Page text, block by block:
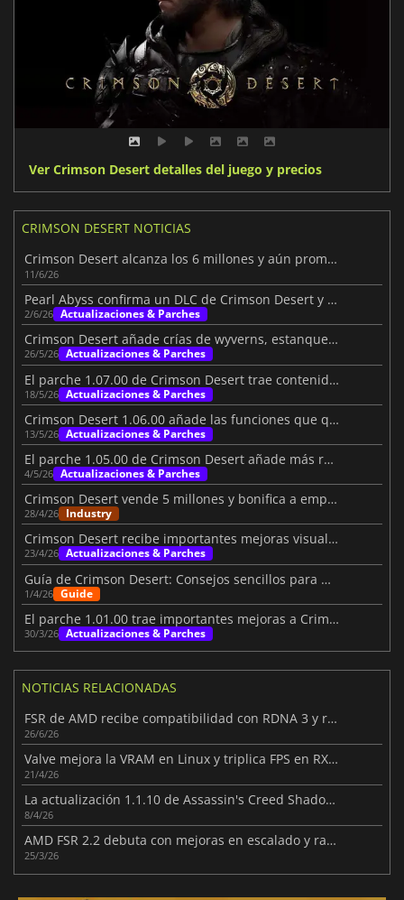
Ver Crimson Desert detalles del juego y precios
CRIMSON DESERT NOTICIAS
Crimson Desert alcanza los 6 millones y aún promete más
11/6/26
Pearl Abyss confirma un DLC de Crimson Desert y futuros contenidos
2/6/26 Actualizaciones & Parches
Crimson Desert añade crías de wyverns, estanques y mucho más
26/5/26 Actualizaciones & Parches
El parche 1.07.00 de Crimson Desert trae contenido y mejoras
18/5/26 Actualizaciones & Parches
Crimson Desert 1.06.00 añade las funciones que querían los jugadores
13/5/26 Actualizaciones & Parches
El parche 1.05.00 de Crimson Desert añade más razones para volver
4/5/26 Actualizaciones & Parches
Crimson Desert vende 5 millones y bonifica a empleados
28/4/26 Industry
Crimson Desert recibe importantes mejoras visuales y de juego
23/4/26 Actualizaciones & Parches
Guía de Crimson Desert: Consejos sencillos para mejorar tu viaje
1/4/26 Guide
El parche 1.01.00 trae importantes mejoras a Crimson Desert
30/3/26 Actualizaciones & Parches
NOTICIAS RELACIONADAS
FSR de AMD recibe compatibilidad con RDNA 3 y ray tracing mejorado
26/6/26
Valve mejora la VRAM en Linux y triplica FPS en RX 6500 XT
21/4/26
La actualización 1.1.10 de Assassin's Creed Shadows mejora la jugabilidad
8/4/26
AMD FSR 2.2 debuta con mejoras en escalado y ray tracing
25/3/26